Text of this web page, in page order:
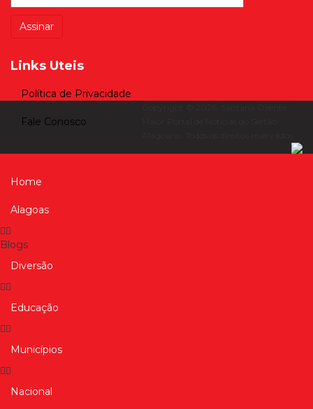
Links Uteis
Política de Privacidade
Fale Conosco
Home
Alagoas
Blogs
Diversão
Educação
Municípios
Nacional